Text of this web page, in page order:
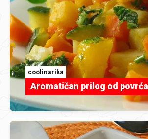
coolinarika
Aromatičan prilog od povrća